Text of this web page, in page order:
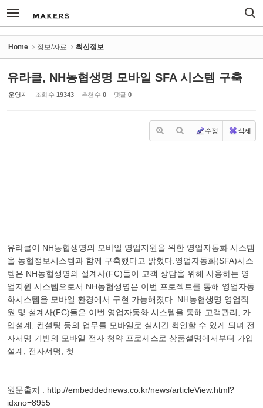
Home 정보/자료 최신정보
유라클, NH농협생명 모바일 SFA 시스템 구축
운영자 조회 수 19343 추천 수 0 댓글 0
수정 삭제
유라클이 NH농협생명의 모바일 영업지원을 위한 영업자동화 시스템
을 농협정보시스템과 함께 구축했다고 밝혔다.영업자동화(SFA)시스
템은 NH농협생명의 설계사(FC)들이 고객 상담을 위해 사용하는 영
업지원 시스템으로서 NH농협생명은 이번 프로젝트를 통해 영업자동
화시스템을 모바일 환경에서 구현 가능해졌다. NH농협생명 영업직
원 및 설계사(FC)들은 이번 영업자동화 시스템을 통해 고객관리, 가
입설계, 컨설팅 등의 업무를 모바일로 실시간 확인할 수 있게 되며 전
자서명 기반의 모바일 전자 청약 프로세스로 상품설명에서부터 가입
설계, 전자서명, 첫
원문출처 : http://embeddednews.co.kr/news/articleView.html?
idxno=8955